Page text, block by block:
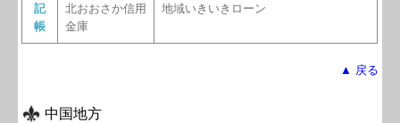
記
帳
北おおさか信用
金庫
地域いきいきローン
▲ 戻る
中国地方